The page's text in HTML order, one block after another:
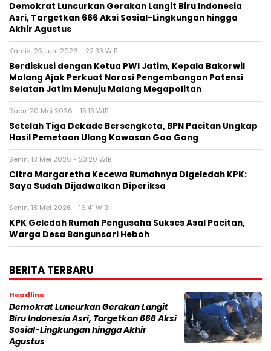
Demokrat Luncurkan Gerakan Langit Biru Indonesia
Asri, Targetkan 666 Aksi Sosial-Lingkungan hingga
Akhir Agustus
Kamis, 25 Juni 2026 - 22:33 WIB
Berdiskusi dengan Ketua PWI Jatim, Kepala Bakorwil
Malang Ajak Perkuat Narasi Pengembangan Potensi
Selatan Jatim Menuju Malang Megapolitan
Rabu, 20 Mei 2026 - 15:13 WIB
Setelah Tiga Dekade Bersengketa, BPN Pacitan Ungkap
Hasil Pemetaan Ulang Kawasan Goa Gong
Senin, 18 Mei 2026 - 23:20 WIB
Citra Margaretha Kecewa Rumahnya Digeledah KPK:
Saya Sudah Dijadwalkan Diperiksa
Senin, 18 Mei 2026 - 16:41 WIB
KPK Geledah Rumah Pengusaha Sukses Asal Pacitan,
Warga Desa Bangunsari Heboh
BERITA TERBARU
Headline
Demokrat Luncurkan Gerakan Langit
Biru Indonesia Asri, Targetkan 666 Aksi
Sosial-Lingkungan hingga Akhir
Agustus